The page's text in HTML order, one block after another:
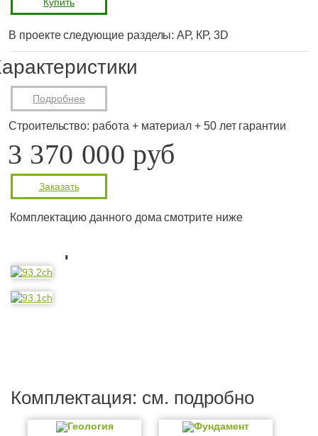
В проекте следующие разделы: АР, КР, 3D
Подробнее
Строительство: работа + материал + 50 лет гарантии
3 370 000 руб
Заказать
Комплектацию данного дома смотрите ниже
Комплектация: см. подробно
Геология Фундамент